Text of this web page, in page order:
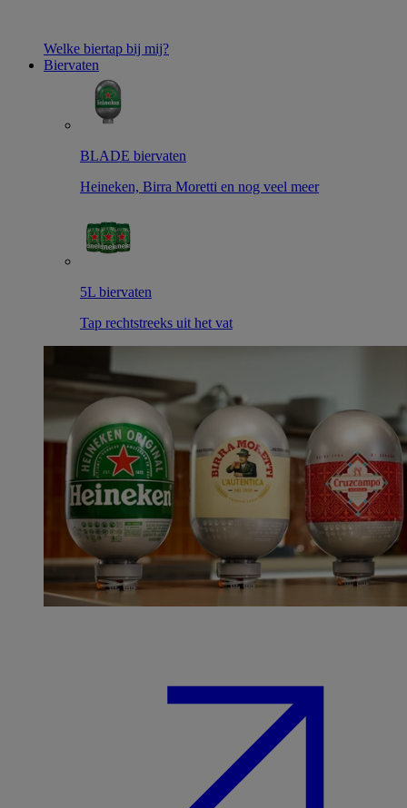
Welke biertap bij mij?
Biervaten
BLADE biervaten
Heineken, Birra Moretti en nog veel meer
5L biervaten
Tap rechtstreeks uit het vat